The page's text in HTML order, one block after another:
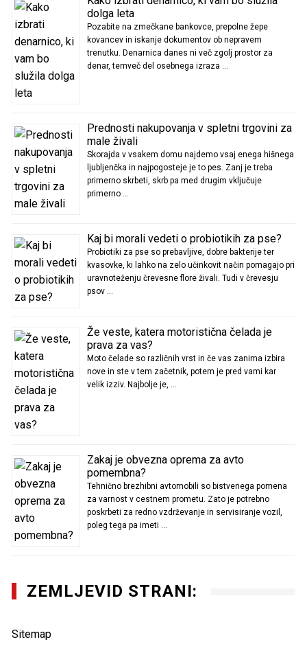
dolga leta
Pozabite na zmečkane bankovce, prepolne žepe
kovancev in iskanje dokumentov ob nepravem
trenutku. Denarnica danes ni več zgolj prostor za
denar, temveč del osebnega izraza …
Prednosti nakupovanja v spletni trgovini za
male živali
Skorajda v vsakem domu najdemo vsaj enega hišnega
ljubljenčka in najpogosteje je to pes. Zanj je treba
primerno skrbeti, skrb pa med drugim vključuje
primerno …
Kaj bi morali vedeti o probiotikih za pse?
Probiotiki za pse so prebavljive, dobre bakterije ter
kvasovke, ki lahko na zelo učinkovit način pomagajo pri
uravnoteženju črevesne flore živali. Tudi v črevesju
psov …
Že veste, katera motoristična čelada je
prava za vas?
Moto čelade so različnih vrst in če vas zanima izbira
nove in ste v tem začetnik, potem je pred vami kar
velik izziv. Najbolje je, …
Zakaj je obvezna oprema za avto
pomembna?
Tehnično brezhibni avtomobili so bistvenega pomena
za varnost v cestnem prometu. Zato je potrebno
poskrbeti za redno vzdrževanje in servisiranje vozil,
poleg tega pa imeti …
ZEMLJEVID STRANI:
Sitemap